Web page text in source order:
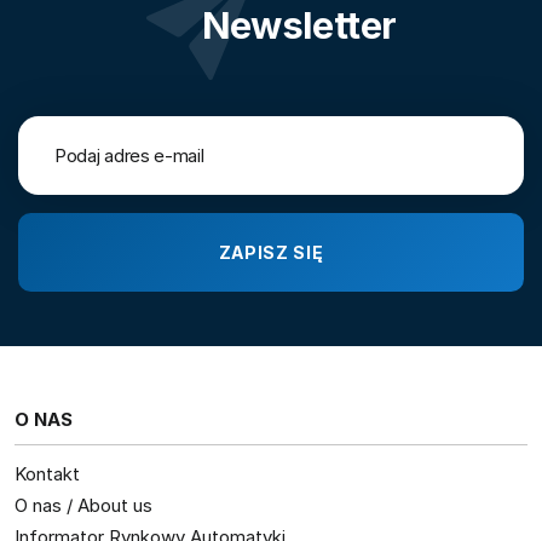
Newsletter
O NAS
Kontakt
O nas / About us